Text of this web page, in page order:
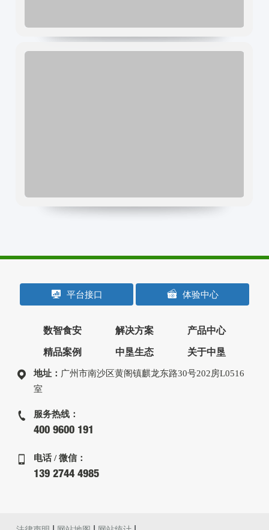
平台接口 体验中心
数智食安 解决方案 产品中心
精品案例 中垦生态 关于中垦
地址： 广州市南沙区黄阁镇麒龙东路30号202房L0516
室
服务热线：
400 9600 191
电话 / 微信：
139 2744 4985